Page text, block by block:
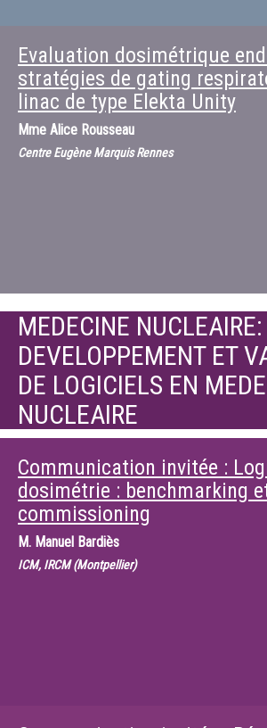
Evaluation dosimétrique
stratégies de gating
linac de type Elekta Unity
Mme Alice Rousseau
Centre Eugène Marquis Rennes
MEDECINE NUCLEAIRE:
DEVELOPPEMENT ET
DE LOGICIELS EN
NUCLEAIRE
Communication invitée :
dosimétrie : benchmarking
commissioning
M. Manuel Bardiès
ICM, IRCM (Montpellier)